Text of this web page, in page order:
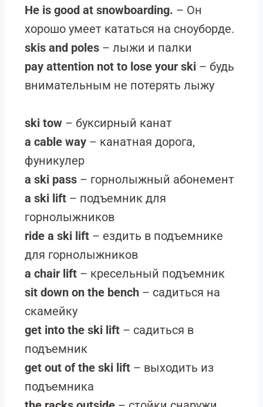
He is good at snowboarding. – Он
хорошо умеет кататься на сноуборде.
skis and poles – лыжи и палки
pay attention not to lose your ski – будь
внимательным не потерять лыжу
ski tow – буксирный канат
a cable way – канатная дорога,
фуникулер
a ski pass – горнолыжный абонемент
a ski lift – подъемник для
горнолыжников
ride a ski lift – ездить в подъемнике
для горнолыжников
a chair lift – кресельный подъемник
sit down on the bench – садиться на
скамейку
get into the ski lift – садиться в
подъемник
get out of the ski lift – выходить из
подъемника